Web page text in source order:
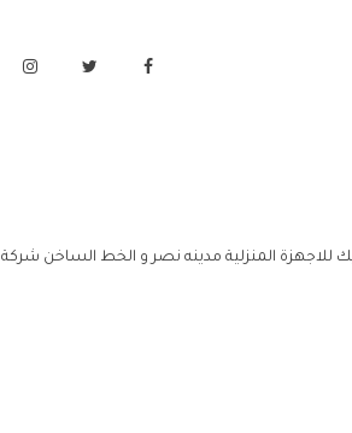
للاجهزة المنزلية مدينه نصر و الخط الساخن شركة